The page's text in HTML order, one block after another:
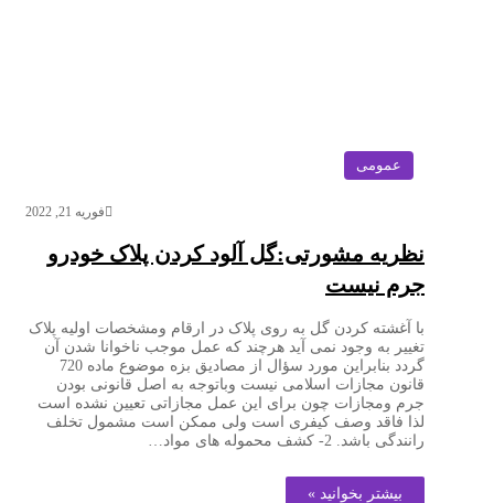
عمومی
فوریه 21, 2022
نظریه مشورتی:گل آلود کردن پلاک خودرو
جرم نیست
با آغشته کردن گل به روی پلاک در ارقام ومشخصات اولیه پلاک
تغییر به وجود نمی آید هرچند که عمل موجب ناخوانا شدن آن
گردد بنابراین مورد سؤال از مصادیق بزه موضوع ماده 720
قانون مجازات اسلامی نیست وباتوجه به اصل قانونی بودن
جرم ومجازات چون برای این عمل مجازاتی تعیین نشده است
لذا فاقد وصف کیفری است ولی ممکن است مشمول تخلف
رانندگی باشد. 2- کشف محموله های مواد…
بیشتر بخوانید »